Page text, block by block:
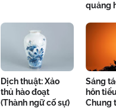
quảng
Dịch thuật: Xảo
thủ hào đoạt
(Thành ngữ cố sự)
Sáng
hôn
Chung